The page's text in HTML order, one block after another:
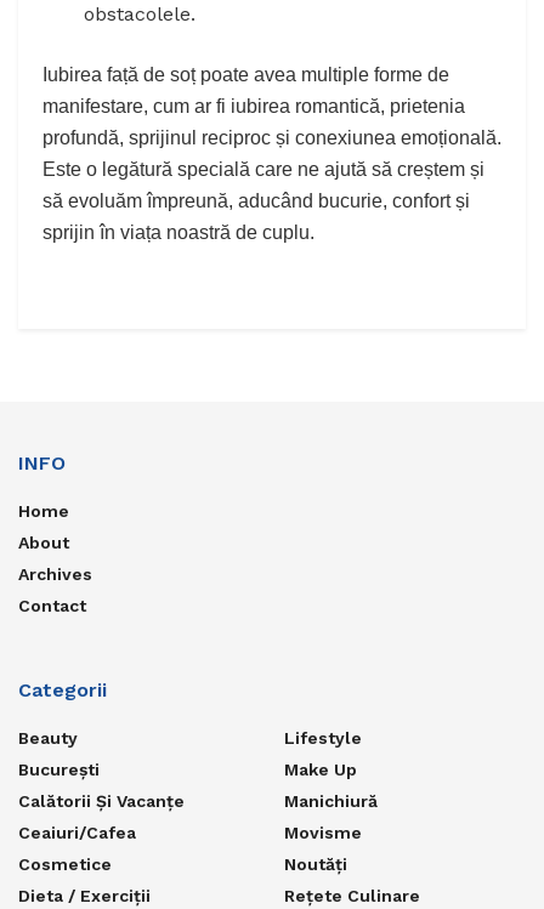
obstacolele.
Iubirea față de soț poate avea multiple forme de
manifestare, cum ar fi iubirea romantică, prietenia
profundă, sprijinul reciproc și conexiunea emoțională.
Este o legătură specială care ne ajută să creștem și
să evoluăm împreună, aducând bucurie, confort și
sprijin în viața noastră de cuplu.
INFO
Home
About
Archives
Contact
Categorii
Beauty
București
Calătorii Și Vacanțe
Ceaiuri/Cafea
Cosmetice
Dieta / Exerciții
Lifestyle
Make Up
Manichiură
Movisme
Noutăți
Rețete Culinare